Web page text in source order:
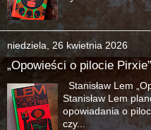
niedziela, 26 kwietnia 2026
„Opowieści o pilocie Pirxie”
Stanisław Lem
Stanisław Lem
opowiadania o
czy...